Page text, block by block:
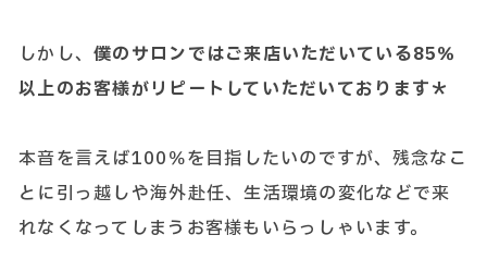
しかし、僕のサロンではご来店いただいている85％
以上のお客様がリピートしていただいております＊
本音を言えば100％を目指したいのですが、残念なこ
とに引っ越しや海外赴任、生活環境の変化などで来
れなくなってしまうお客様もいらっしゃいます。